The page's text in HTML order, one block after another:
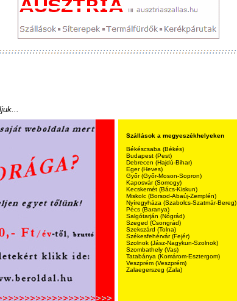
Szállások a megyeszékhelyeken
Békéscsaba (Békés)
Budapest (Pest)
Debrecen (Hajdú-Bihar)
Eger (Heves)
Győr (Győr-Moson-Sopron)
Kaposvár (Somogy)
Kecskemét (Bács-Kiskun)
Miskolc (Borsod-Abaúj-Zemplén)
Nyíregyháza (Szabolcs-Szatmár-Bereg)
Pécs (Baranya)
Salgótarján (Nógrád)
Szeged (Csongrád)
Szekszárd (Tolna)
Székesfehérvár (Fejér)
Szolnok (Jász-Nagykun-Szolnok)
Szombathely (Vas)
Tatabánya (Komárom-Esztergom)
Veszprém (Veszprém)
Zalaegerszeg (Zala)